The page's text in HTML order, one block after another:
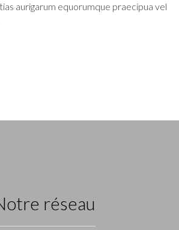
aurigarum equorumque praecipua vel
réseau